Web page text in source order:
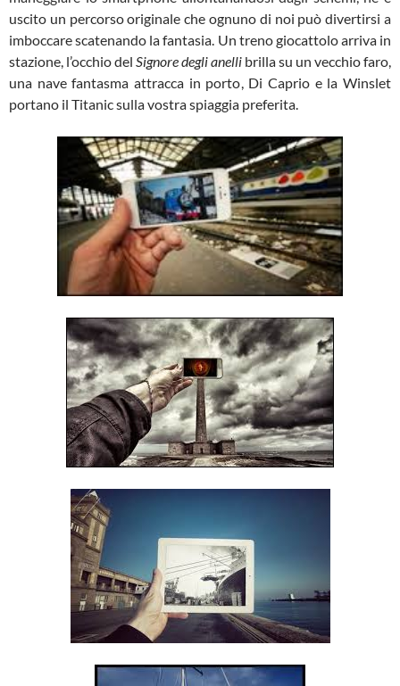
uscito un percorso originale che ognuno di noi può divertirsi a
imboccare scatenando la fantasia. Un treno giocattolo arriva in
stazione, l’occhio del Signore degli anelli brilla su un vecchio faro,
una nave fantasma attracca in porto, Di Caprio e la Winslet
portano il Titanic sulla vostra spiaggia preferita.